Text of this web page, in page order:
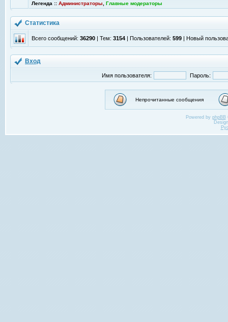
Легенда :: Администраторы Главные модераторы
Статистика
Всего сообщений: 36290 | Тем: 3154 | Пользователей: 599 | Новый
Вход
Имя пользователя: Пароль:
Непрочитанные сообщения
Powered by phpBB